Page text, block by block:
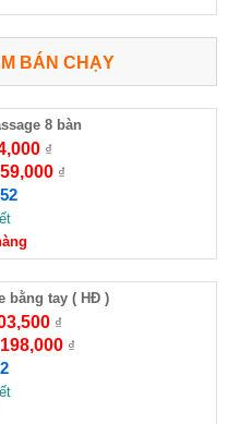
BÁN CHẠY
8 bàn
₫
59,000₫
bằng tay ( HĐ )
₫
198,000₫